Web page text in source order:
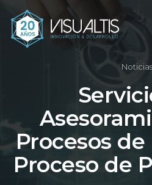
Noticias
Procesos
Proceso de